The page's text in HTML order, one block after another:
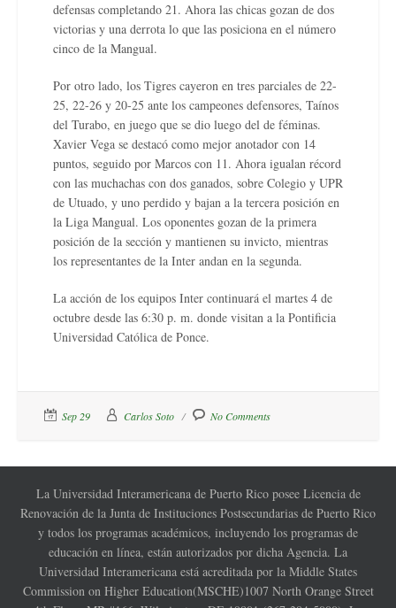
defensas completando 21. Ahora las chicas gozan de dos
victorias y una derrota lo que las posiciona en el número
cinco de la Mangual.
Por otro lado, los Tigres cayeron en tres parciales de 22-
25, 22-26 y 20-25 ante los campeones defensores, Taínos
del Turabo, en juego que se dio luego del de féminas.
Xavier Vega se destacó como mejor anotador con 14
puntos, seguido por Marcos con 11. Ahora igualan récord
con las muchachas con dos ganados, sobre Colegio y UPR
de Utuado, y uno perdido y bajan a la tercera posición en
la Liga Mangual. Los oponentes gozan de la primera
posición de la sección y mantienen su invicto, mientras
los representantes de la Inter andan en la segunda.
La acción de los equipos Inter continuará el martes 4 de
octubre desde las 6:30 p. m. donde visitan a la Pontificia
Universidad Católica de Ponce.
Sep 29 Carlos Soto No Comments
La Universidad Interamericana de Puerto Rico posee Licencia de
Renovación de la Junta de Instituciones Postsecundarias de Puerto Rico
y todos los programas académicos, incluyendo los programas de
educación en línea, están autorizados por dicha Agencia. La
Universidad Interamericana está acreditada por la Middle States
Commission on Higher Education(MSCHE)1007 North Orange Street